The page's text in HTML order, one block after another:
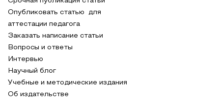
Опубликовать статью для
аттестации педагога
Заказать написание статьи
Вопросы и ответы
Интервью
Научный блог
Учебные и методические издания
Об издательстве